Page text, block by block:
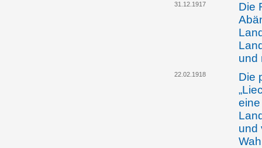
31.12.1917
Die
und
22.02.1918
Die
und